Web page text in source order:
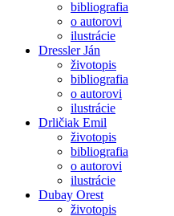
bibliografia
o autorovi
ilustrácie
Dressler Ján
životopis
bibliografia
o autorovi
ilustrácie
Drličiak Emil
životopis
bibliografia
o autorovi
ilustrácie
Dubay Orest
životopis